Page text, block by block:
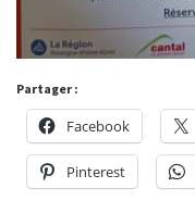
Partager :
Facebook
Pinterest